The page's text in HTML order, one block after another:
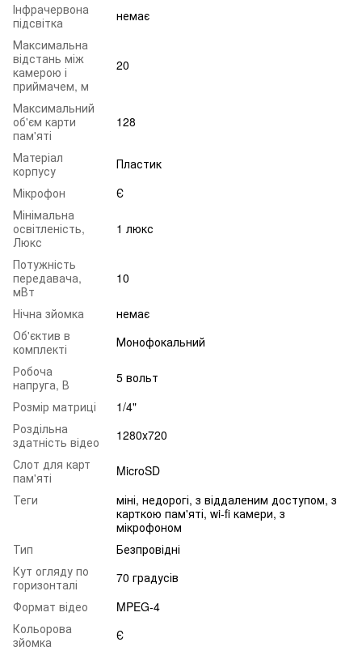
Інфрачервона
підсвітка
немає
Максимальна
відстань між
камерою і
приймачем, м
20
Максимальний
об'єм карти
пам'яті
128
Матеріал
корпусу
Пластик
Мікрофон
Є
Мінімальна
освітленість,
Люкс
1 люкс
Потужність
передавача,
мВт
10
Нічна зйомка
немає
Об'єктив в
комплекті
Монофокальний
Робоча
напруга, В
5 вольт
Розмір матриці
1/4"
Роздільна
здатність відео
1280x720
Слот для карт
пам'яті
MicroSD
Теги
міні, недорогі, з віддаленим доступом, з
карткою пам'яті, wi-fi камери, з
мікрофоном
Тип
Безпровідні
Кут огляду по
горизонталі
70 градусів
Формат відео
MPEG-4
Кольорова
зйомка
Є